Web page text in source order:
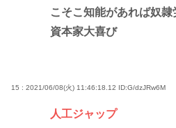
こそこ知能があれば奴
資本家大喜び
15 : 2021/06/08(火) 11:46:18.12 ID:G/dzJRw6M
人工ジャップ